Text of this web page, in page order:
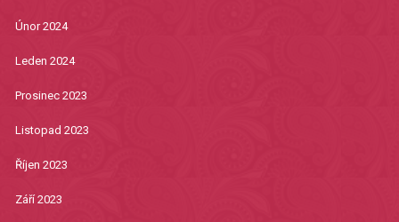
Únor 2024
Leden 2024
Prosinec 2023
Listopad 2023
Říjen 2023
Září 2023